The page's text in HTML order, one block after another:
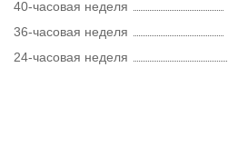
40-часовая неделя
36-часовая неделя
24-часовая неделя